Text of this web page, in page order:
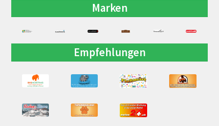
Marken
Empfehlungen